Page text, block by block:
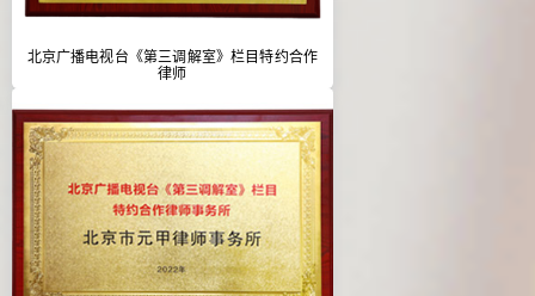
北京广播电视台《第三调解室》栏目特约合作
律师